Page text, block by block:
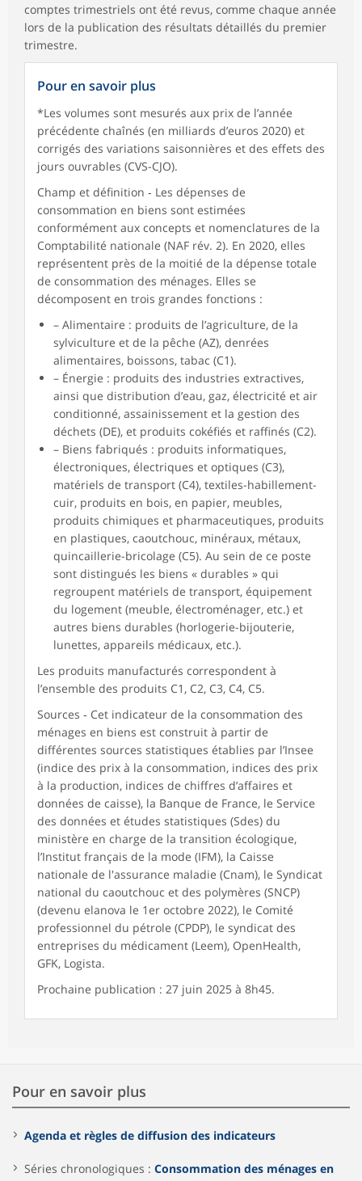
comptes trimestriels ont été revus, comme chaque année
lors de la publication des résultats détaillés du premier
trimestre.
Pour en savoir plus
*Les volumes sont mesurés aux prix de l’année
précédente chaînés (en milliards d’euros 2020) et
corrigés des variations saisonnières et des effets des
jours ouvrables (CVS-CJO).
Champ et définition ‑ Les dépenses de
consommation en biens sont estimées
conformément aux concepts et nomenclatures de la
Comptabilité nationale (NAF rév. 2). En 2020, elles
représentent près de la moitié de la dépense totale
de consommation des ménages. Elles se
décomposent en trois grandes fonctions :
– Alimentaire : produits de l’agriculture, de la
sylviculture et de la pêche (AZ), denrées
alimentaires, boissons, tabac (C1).
– Énergie : produits des industries extractives,
ainsi que distribution d’eau, gaz, électricité et air
conditionné, assainissement et la gestion des
déchets (DE), et produits cokéfiés et raffinés (C2).
– Biens fabriqués : produits informatiques,
électroniques, électriques et optiques (C3),
matériels de transport (C4), textiles-habillement-
cuir, produits en bois, en papier, meubles,
produits chimiques et pharmaceutiques, produits
en plastiques, caoutchouc, minéraux, métaux,
quincaillerie-bricolage (C5). Au sein de ce poste
sont distingués les biens « durables » qui
regroupent matériels de transport, équipement
du logement (meuble, électroménager, etc.) et
autres biens durables (horlogerie-bijouterie,
lunettes, appareils médicaux, etc.).
Les produits manufacturés correspondent à
l’ensemble des produits C1, C2, C3, C4, C5.
Sources ‑ Cet indicateur de la consommation des
ménages en biens est construit à partir de
différentes sources statistiques établies par l’Insee
(indice des prix à la consommation, indices des prix
à la production, indices de chiffres d’affaires et
données de caisse), la Banque de France, le Service
des données et études statistiques (Sdes) du
ministère en charge de la transition écologique,
l’Institut français de la mode (IFM), la Caisse
nationale de l'assurance maladie (Cnam), le Syndicat
national du caoutchouc et des polymères (SNCP)
(devenu elanova le 1er octobre 2022), le Comité
professionnel du pétrole (CPDP), le syndicat des
entreprises du médicament (Leem), OpenHealth,
GFK, Logista.
Prochaine publication : 27 juin 2025 à 8h45.
Pour en savoir plus
Agenda et règles de diffusion des indicateurs
Séries chronologiques : Consommation des ménages en